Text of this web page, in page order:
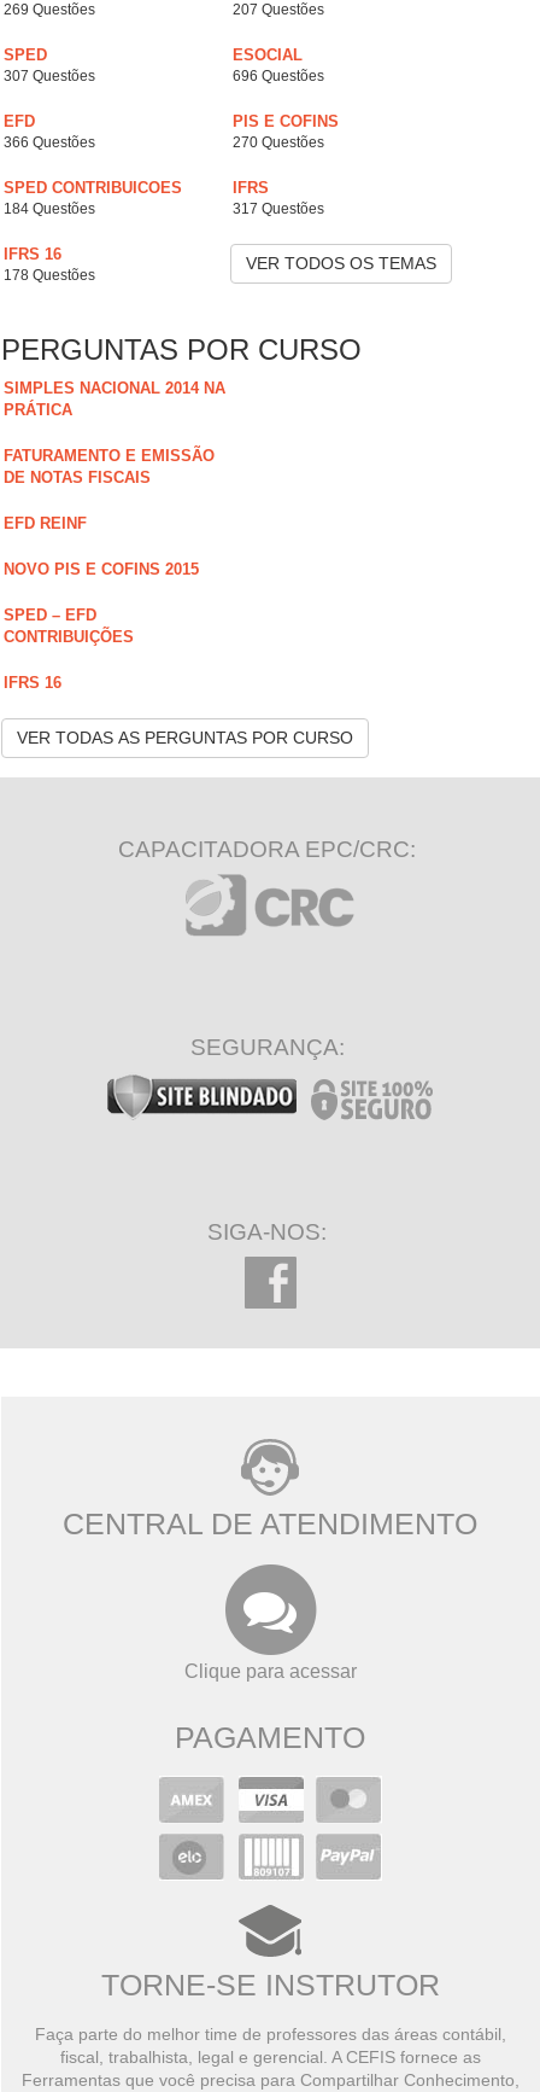
269 Questões 207 Questões
SPED
307 Questões
ESOCIAL
696 Questões
EFD
366 Questões
PIS E COFINS
270 Questões
SPED CONTRIBUICOES
184 Questões
IFRS
317 Questões
IFRS 16
178 Questões
VER TODOS OS TEMAS
PERGUNTAS POR CURSO
SIMPLES NACIONAL 2014 NA
PRÁTICA
FATURAMENTO E EMISSÃO
DE NOTAS FISCAIS
EFD REINF
NOVO PIS E COFINS 2015
SPED – EFD
CONTRIBUIÇÕES
IFRS 16
VER TODAS AS PERGUNTAS POR CURSO
CAPACITADORA EPC/CRC:
SEGURANÇA:
SIGA-NOS:
CENTRAL DE ATENDIMENTO
Clique para acessar
PAGAMENTO
TORNE-SE INSTRUTOR
Faça parte do melhor time de professores das áreas contábil,
fiscal, trabalhista, legal e gerencial. A CEFIS fornece as
Ferramentas que você precisa para Compartilhar Conhecimento,